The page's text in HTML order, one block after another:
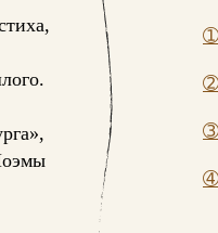
➃
➀
➁
➂